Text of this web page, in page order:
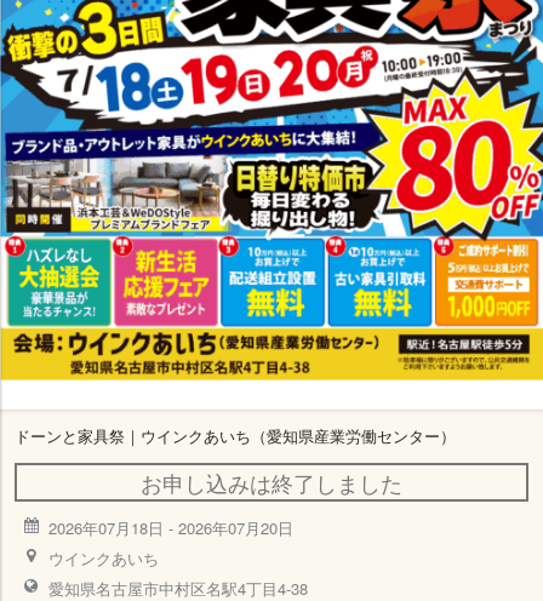
ドーンと家具祭｜ウインクあいち（愛知県産業労働センター）
お申し込みは終了しました
2026年07月18日 - 2026年07月20日
ウインクあいち
愛知県名古屋市中村区名駅4丁目4-38